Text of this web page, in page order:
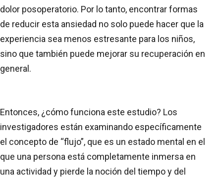
dolor posoperatorio. Por lo tanto, encontrar formas
de reducir esta ansiedad no solo puede hacer que la
experiencia sea menos estresante para los niños,
sino que también puede mejorar su recuperación en
general.
Entonces, ¿cómo funciona este estudio? Los
investigadores están examinando específicamente
el concepto de “flujo”, que es un estado mental en el
que una persona está completamente inmersa en
una actividad y pierde la noción del tiempo y del